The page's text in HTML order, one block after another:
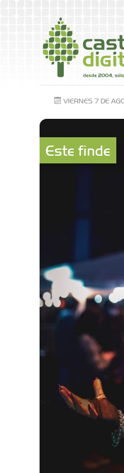
VIERNES 7 DE
Este finde